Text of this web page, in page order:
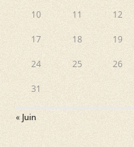
10 11 12
17 18 19
24 25 26
31
« Juin